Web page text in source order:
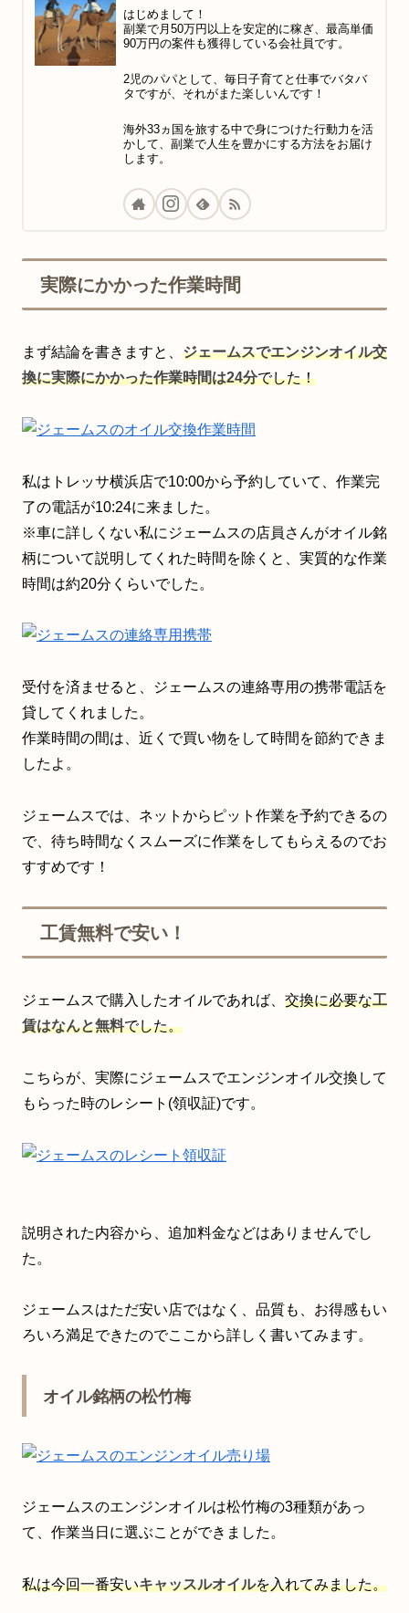
はじめまして！
副業で月50万円以上を安定的に稼ぎ、最高単価
90万円の案件も獲得している会社員です。
2児のパパとして、毎日子育てと仕事でバタバ
タですが、それがまた楽しいんです！
海外33ヵ国を旅する中で身につけた行動力を活
かして、副業で人生を豊かにする方法をお届け
します。
実際にかかった作業時間
まず結論を書きますと、 ジェームスでエンジンオイル交
換に実際にかかった作業時間は24分でした！
私はトレッサ横浜店で10:00から予約していて、作業完
了の電話が10:24に来ました。
※車に詳しくない私にジェームスの店員さんがオイル銘
柄について説明してくれた時間を除くと、実質的な作業
時間は約20分くらいでした。
受付を済ませると、ジェームスの連絡専用の携帯電話を
貸してくれました。
作業時間の間は、近くで買い物をして時間を節約できま
したよ。
ジェームスでは、ネットからピット作業を予約できるの
で、待ち時間なくスムーズに作業をしてもらえるのでお
すすめです！
工賃無料で安い！
ジェームスで購入したオイルであれば、 交換に必要な工
賃はなんと無料でした。
こちらが、実際にジェームスでエンジンオイル交換して
もらった時のレシート(領収証)です。
説明された内容から、追加料金などはありませんでし
た。
ジェームスはただ安い店ではなく、品質も、お得感もい
ろいろ満足できたのでここから詳しく書いてみます。
オイル銘柄の松竹梅
ジェームスのエンジンオイルは松竹梅の3種類があっ
て、作業当日に選ぶことができました。
私は今回一番安いキャッスルオイルを入れてみました。